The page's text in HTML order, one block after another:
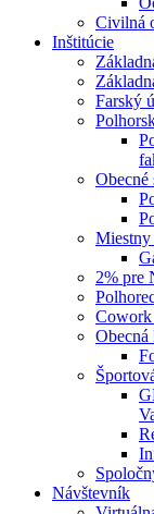
Civilná
Inštitúcie
Farský
Obecné
Miestny
2% pre
Obecná
Návštevník